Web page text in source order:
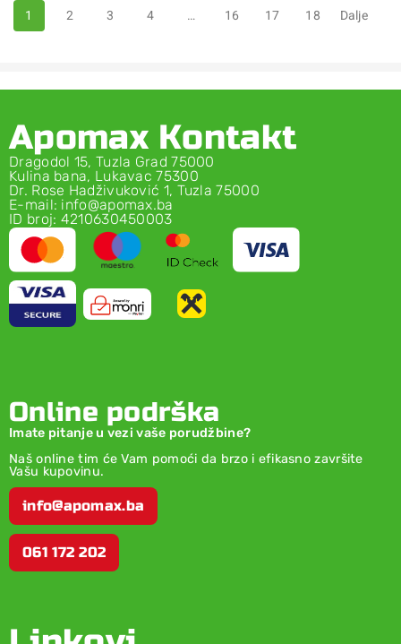
1 2 3 4 … 16 17 18 Dalje
Apomax Kontakt
Dragodol 15, Tuzla Grad 75000
Kulina bana, Lukavac 75300
Dr. Rose Hadživuković 1, Tuzla 75000
E-mail: info@apomax.ba
ID broj: 4210630450003
Online podrška
Imate pitanje u vezi vaše porudžbine?
Naš online tim će Vam pomoći da brzo i efikasno završite
Vašu kupovinu.
info@apomax.ba
061 172 202